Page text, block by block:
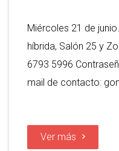
Miércoles 21 de
híbrida, Salón 25 y
6793 5996
mail de contacto:
Ver más